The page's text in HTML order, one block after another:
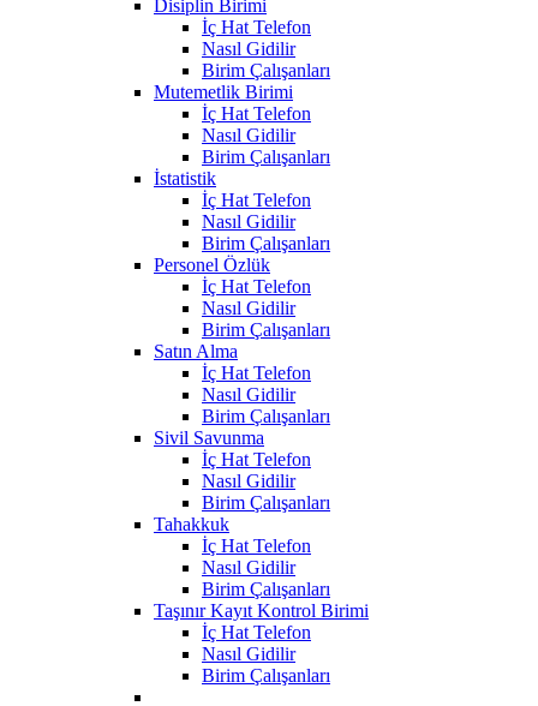
Disiplin Birimi
İç Hat Telefon
Nasıl Gidilir
Birim Çalışanları
Mutemetlik Birimi
İç Hat Telefon
Nasıl Gidilir
Birim Çalışanları
İstatistik
İç Hat Telefon
Nasıl Gidilir
Birim Çalışanları
Personel Özlük
İç Hat Telefon
Nasıl Gidilir
Birim Çalışanları
Satın Alma
İç Hat Telefon
Nasıl Gidilir
Birim Çalışanları
Sivil Savunma
İç Hat Telefon
Nasıl Gidilir
Birim Çalışanları
Tahakkuk
İç Hat Telefon
Nasıl Gidilir
Birim Çalışanları
Taşınır Kayıt Kontrol Birimi
İç Hat Telefon
Nasıl Gidilir
Birim Çalışanları